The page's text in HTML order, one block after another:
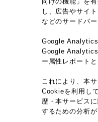
し、広告やサイ
などのサードパ
Google
Google Analytics
ー属性レポート
これにより、本
Cookieを利用し
歴・本サービス
するための分析